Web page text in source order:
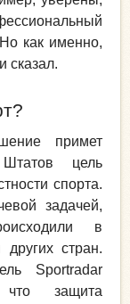
Но как именно,
сказал.
примет
цель
спорта.
задачей,
в
стран.
Sportradar
защита